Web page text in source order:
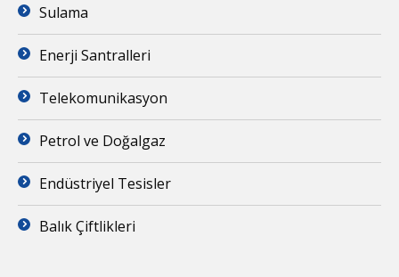
Sulama
Enerji Santralleri
Telekomunikasyon
Petrol ve Doğalgaz
Endüstriyel Tesisler
Balık Çiftlikleri